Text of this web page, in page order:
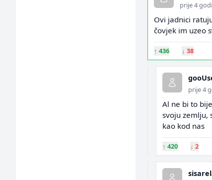
prije 4
Ovi jadnici
čovjek im uzeo
↑ 436 ↓ 38
prije 4
Al ne bi to
svoju zemlju,
kao kod nas
↑ 420 ↓ 2